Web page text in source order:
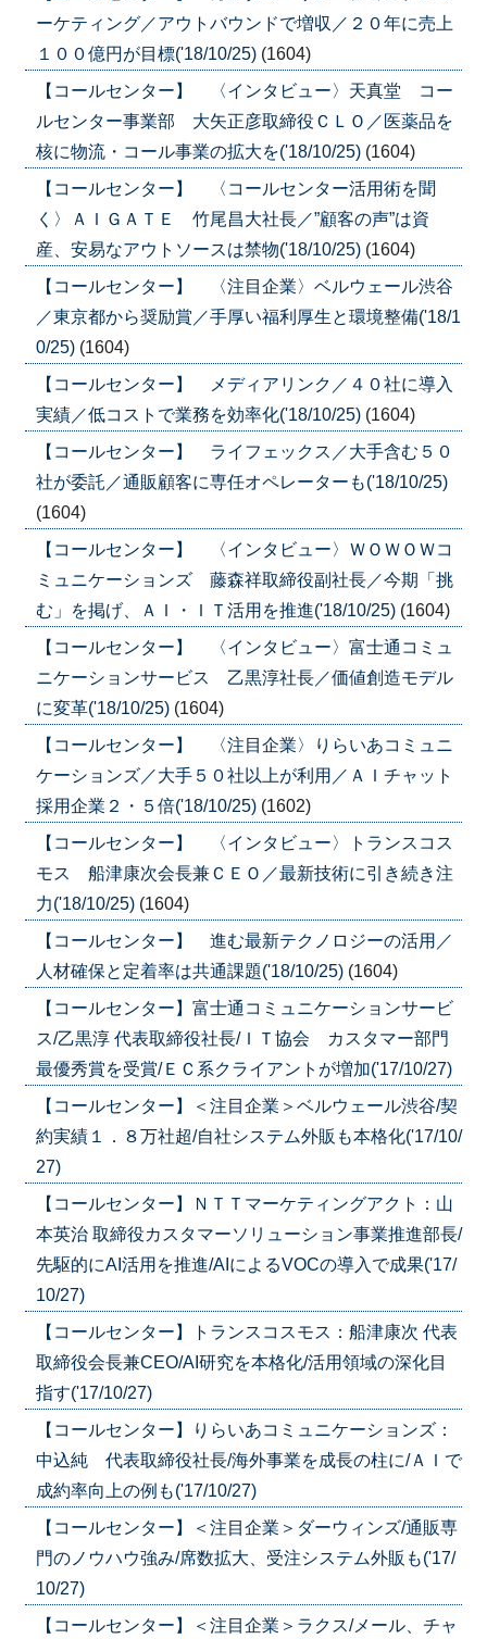
ーケティング／アウトバウンドで増収／２０年に売上
１００億円が目標('18/10/25) (1604)
【コールセンター】 〈インタビュー〉天真堂 コー
ルセンター事業部 大矢正彦取締役ＣＬＯ／医薬品を
核に物流・コール事業の拡大を('18/10/25) (1604)
【コールセンター】 〈コールセンター活用術を聞
く〉ＡＩＧＡＴＥ 竹尾昌大社長／”顧客の声”は資
産、安易なアウトソースは禁物('18/10/25) (1604)
【コールセンター】 〈注目企業〉ベルウェール渋谷
／東京都から奨励賞／手厚い福利厚生と環境整備('18/1
0/25) (1604)
【コールセンター】 メディアリンク／４０社に導入
実績／低コストで業務を効率化('18/10/25) (1604)
【コールセンター】 ライフェックス／大手含む５０
社が委託／通販顧客に専任オペレーターも('18/10/25)
(1604)
【コールセンター】 〈インタビュー〉ＷＯＷＯＷコ
ミュニケーションズ 藤森祥取締役副社長／今期「挑
む」を掲げ、ＡＩ・ＩＴ活用を推進('18/10/25) (1604)
【コールセンター】 〈インタビュー〉富士通コミュ
ニケーションサービス 乙黒淳社長／価値創造モデル
に変革('18/10/25) (1604)
【コールセンター】 〈注目企業〉りらいあコミュニ
ケーションズ／大手５０社以上が利用／ＡＩチャット
採用企業２・５倍('18/10/25) (1602)
【コールセンター】 〈インタビュー〉トランスコス
モス 船津康次会長兼ＣＥＯ／最新技術に引き続き注
力('18/10/25) (1604)
【コールセンター】 進む最新テクノロジーの活用／
人材確保と定着率は共通課題('18/10/25) (1604)
【コールセンター】富士通コミュニケーションサービ
ス/乙黒淳 代表取締役社長/ＩＴ協会 カスタマー部門
最優秀賞を受賞/ＥＣ系クライアントが増加('17/10/27)
【コールセンター】＜注目企業＞ベルウェール渋谷/契
約実績１．８万社超/自社システム外販も本格化('17/10/
27)
【コールセンター】ＮＴＴマーケティングアクト：山
本英治 取締役カスタマーソリューション事業推進部長/
先駆的にAI活用を推進/AIによるVOCの導入で成果('17/
10/27)
【コールセンター】トランスコスモス：船津康次 代表
取締役会長兼CEO/AI研究を本格化/活用領域の深化目
指す('17/10/27)
【コールセンター】りらいあコミュニケーションズ：
中込純 代表取締役社長/海外事業を成長の柱に/ＡＩで
成約率向上の例も('17/10/27)
【コールセンター】＜注目企業＞ダーウィンズ/通販専
門のノウハウ強み/席数拡大、受注システム外販も('17/
10/27)
【コールセンター】＜注目企業＞ラクス/メール、チャ